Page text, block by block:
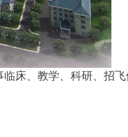
床、教学、科研、招